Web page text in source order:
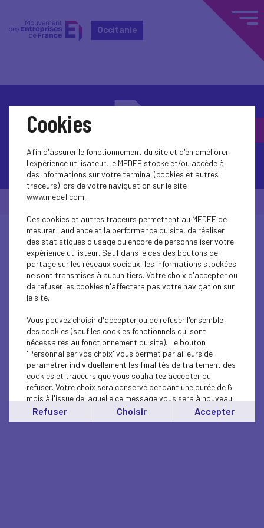
Occitanie
Contactez-nous
© Medef Occitanie 2026 -
Cookies
Afin d'assurer le fonctionnement du site et d'en améliorer
l'expérience utilisateur, le MEDEF stocke et/ou accède à
des informations sur votre terminal (cookies et autres
traceurs) lors de votre naviguation sur le site
www.medef.com.
Ces cookies et autres traceurs permettent au MEDEF de
mesurer l'audience et la performance du site, de réaliser
des statistiques d'usage ou encore de personnaliser votre
expérience utilisteur. Sauf dans le cas des boutons de
partage sur les réseaux sociaux, les informations stockées
ne sont transmises à aucun tiers. Votre choix d'accepter ou
de refuser les cookies n'affectera pas votre navigation sur
le site.
Vous pouvez choisir d'accepter ou de refuser l'ensemble
des cookies (sauf les cookies fonctionnels qui sont
nécessaires au fonctionnement du site). Le bouton
'Personnaliser vos choix' vous permet par ailleurs de
paramétrer individuellement les finalités de traitement des
cookies et traceurs que vous souhaitez accepter ou
refuser. Votre choix sera conservé pendant une durée de 6
mois à l'issue de laquelle ce message vous sera à nouveau
affiché..
Vous pouvez modifier votre choix à tout moment en
Refuser Choisir Accepter